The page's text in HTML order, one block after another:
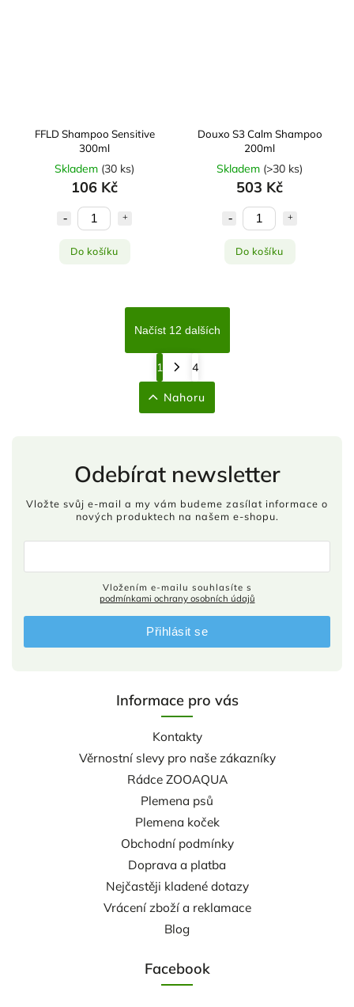
FFLD Shampoo Sensitive
300ml
Skladem (30 ks)
106 Kč
Do košíku
Douxo S3 Calm Shampoo
200ml
Skladem (>30 ks)
503 Kč
Do košíku
Načíst 12 dalších
1 4
Nahoru
Informace pro vás
Kontakty
Věrnostní slevy pro naše zákazníky
Rádce ZOOAQUA
Plemena psů
Plemena koček
Obchodní podmínky
Doprava a platba
Nejčastěji kladené dotazy
Vrácení zboží a reklamace
Blog
Facebook
Odebírat newsletter
Vložte svůj e-mail a my vám budeme zasílat informace o
nových produktech na našem e-shopu.
podmínkami ochrany osobních údajů
Přihlásit se